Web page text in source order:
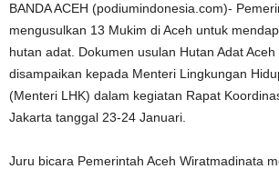
BANDA ACEH (podiumindonesia.com)-
mengusulkan 13 Mukim di Aceh untuk
hutan adat. Dokumen usulan Hutan Adat Aceh
disampaikan kepada Menteri Lingkungan
(Menteri LHK) dalam kegiatan Rapat
Jakarta tanggal 23-24 Januari.
Juru bicara Pemerintah Aceh Wiratmadinata